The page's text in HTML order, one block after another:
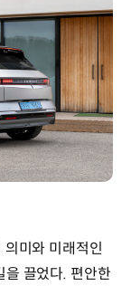
미와 미래적인
끌었다. 편안한